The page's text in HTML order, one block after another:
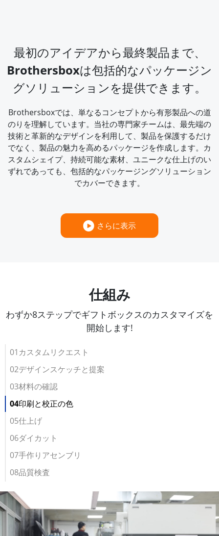
最初のアイデアから最終製品まで、
Brothersboxは包括的なパッケージン
グソリューションを提供できます。
Brothersboxでは、単なるコンセプトから有形製品への道
のりを理解しています。当社の専門家チームは、最先端の
技術と革新的なデザインを利用して、製品を保護するだけ
でなく、製品の魅力を高めるパッケージを作成します。カ
スタムシェイプ、持続可能な素材、ユニークな仕上げのい
ずれであっても、包括的なパッケージングソリューション
でカバーできます。
さらに表示
仕組み
わずか8ステップでギフトボックスのカスタマイズを
開始します!
01カスタムリクエスト
02デザインスケッチと提案
03材料の確認
04印刷と校正の色
05仕上げ
06ダイカット
07手作りアセンブリ
08品質検査